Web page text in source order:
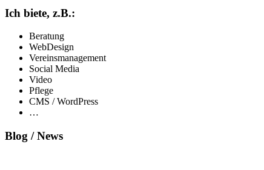
Ich biete, z.B.:
Beratung
WebDesign
Vereinsmanagement
Social Media
Video
Pflege
CMS / WordPress
…
Blog / News